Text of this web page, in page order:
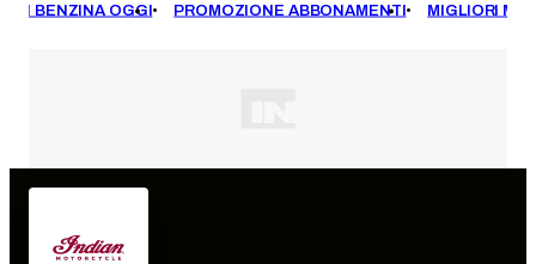
BENZINA OGGI PROMOZIONE ABBONAMENTI MIGLIORI